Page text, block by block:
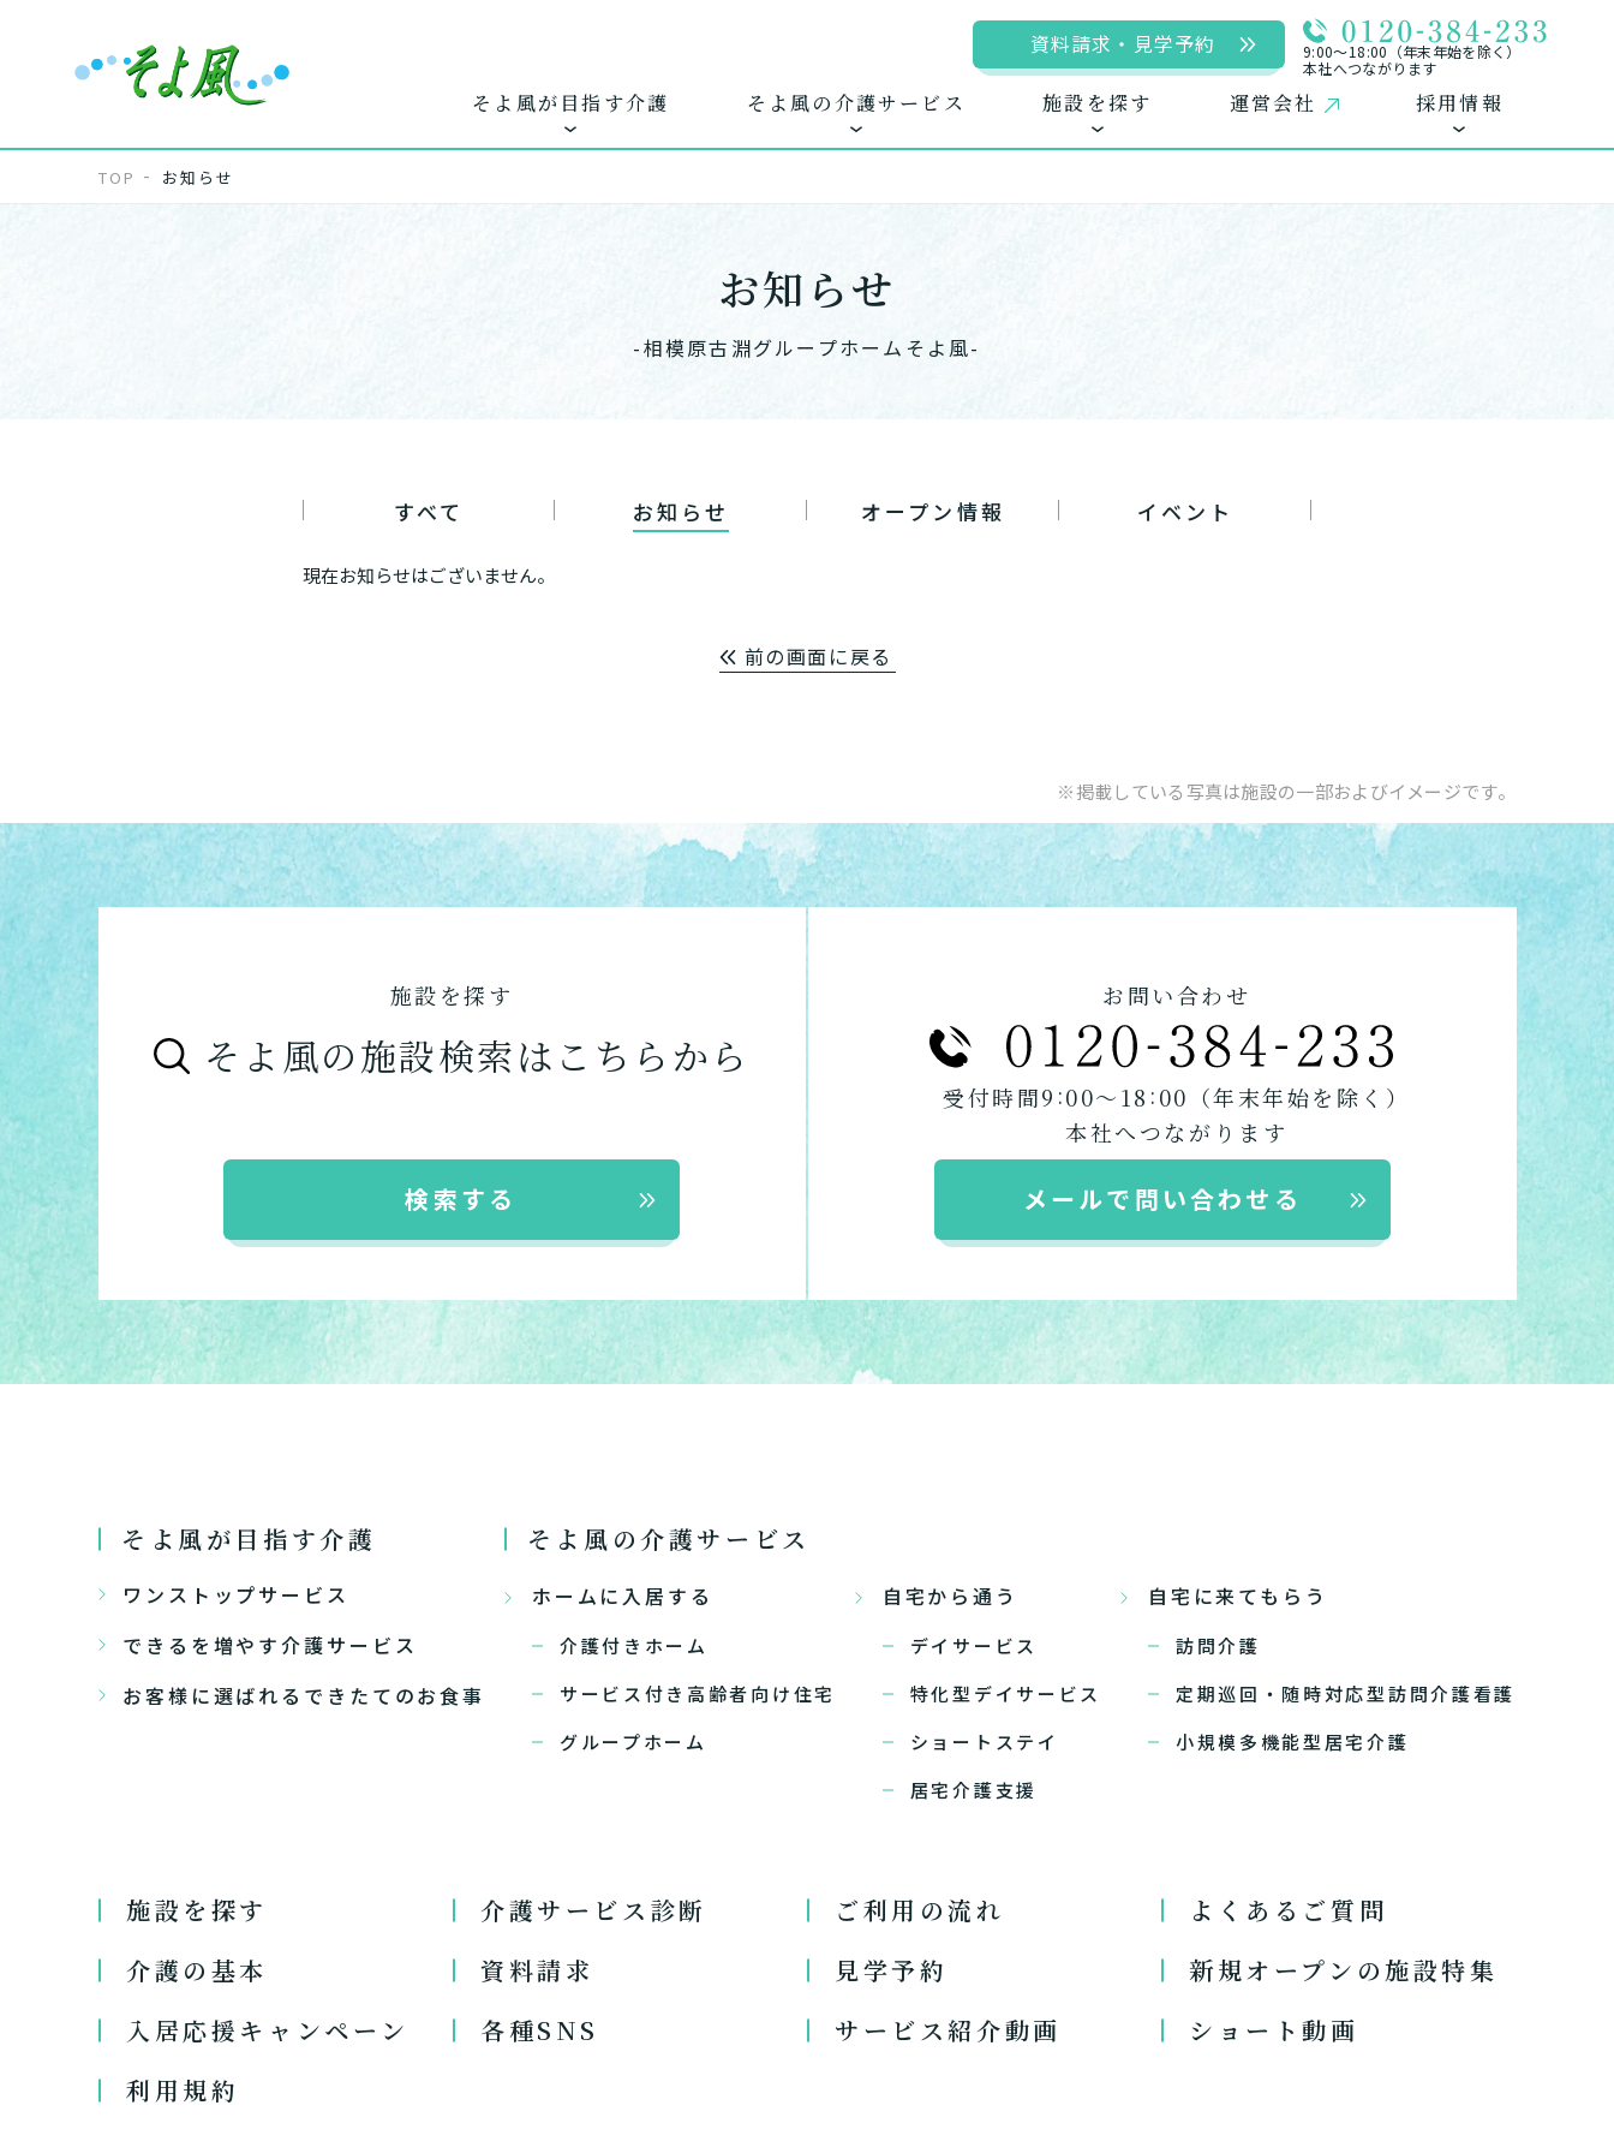
そよ風が目指す介護
お客様に選ばれる
そよ風の介護サービス
自宅から通う
施設を探す
地図から探す
運営会社 採用情報
9:00〜18:00（年末年始を除く）
本社へつながります
資料請求・見学予約
TOP お知らせ
お知らせ
-相模原古淵グループホームそよ風-
すべて お知らせ オープン情報 イベント
現在お知らせはございません。
前の画面に戻る
あなたに適しているのは?
介護保険サービスは20種類以上あり、それぞれ用途やご利用目的が違います。
まずはどんなサービスがあなたに適しているのか簡単にチェックしてみましょう!
最大4つの質問に答えていただくだけで、おすすめの介護保険サービスを紹介します。
要介護認定を受け、要支援１～２、要介護１～５、
いずれかの判定を受けていますか？
ご自宅で生活しながら介護サービスを使いたいですか？
老人ホームなどの施設に移り住みたいですか？
現在、日常生活を送るうえで誰かの介護などサポートが必要です
介護スタッフにご自宅に来てもらいたいですか？
介護施設へ通いたいですか？
認知症の診断を受けていますか？
または物忘れなど認知症の疑いはありますか？
日帰りで使いたいですか？
一時的に宿泊したいですか？
要支援１～２・要介護１～２ですか？
要介護３～５ですか？
※掲載している写真は施設の一部およびイメージです。
施設を探す
そよ風の施設検索は こちらから
検索する
お問い合わせ
受付時間9 :00〜18 :00 （年末年始を除く）
本社へつながります
メールで問い合わせる
そよ風が目指す介護
ワンストップサービス
できるを増やす介護サービス
お客様に選ばれるできたてのお食事
そよ風の介護サービス
ホームに入居する
介護付きホーム
サービス付き高齢者向け住宅
グループホーム
自宅から通う
デイサービス
特化型デイサービス
ショートステイ
居宅介護支援
自宅に来てもらう
訪問介護
定期巡回・随時対応型訪問介護看護
小規模多機能型居宅介護
施設を探す 介護サービス診断 ご利用の流れ
よくあるご質問
介護の基本
資料請求 見学予約
新規オープンの施設特集
入居応援キャンペーン
各種SNS サービス紹介動画
ショート動画
利用規約